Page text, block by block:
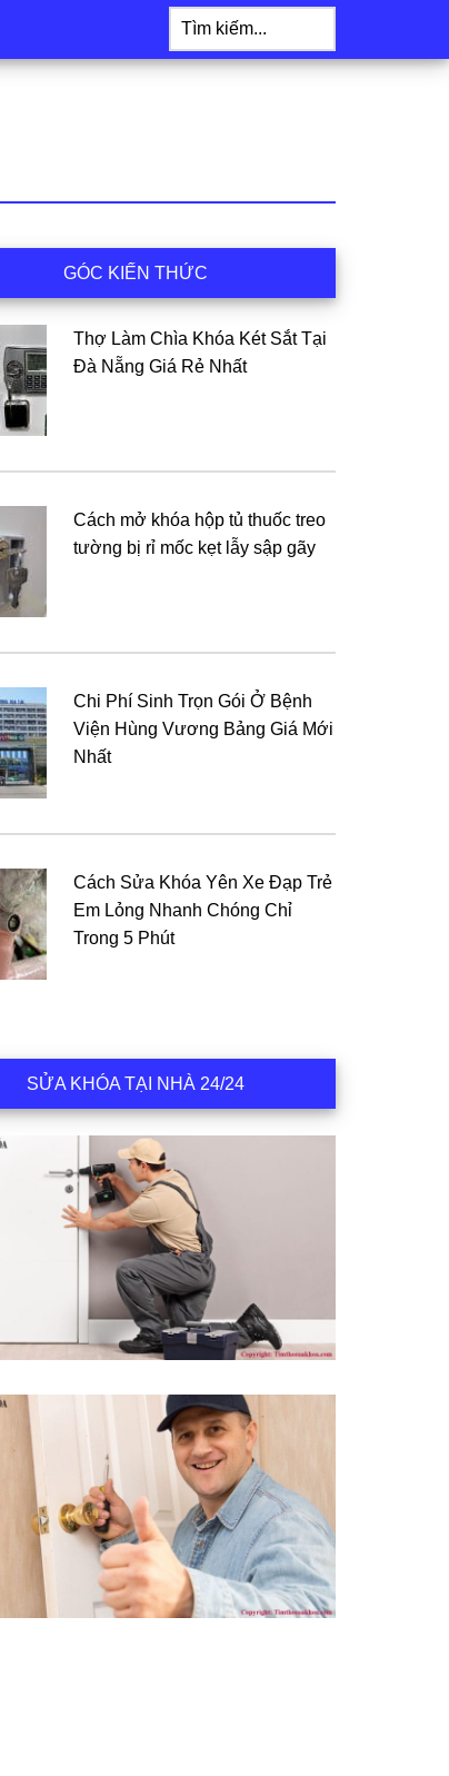
Tìm
kiếm...
GÓC KIẾN THỨC
Thợ Làm Chìa Khóa Két Sắt Tại
Đà Nẵng Giá Rẻ Nhất
Cách mở khóa hộp tủ thuốc treo
tường bị rỉ mốc kẹt lẫy sập gãy
Chi Phí Sinh Trọn Gói Ở Bệnh
Viện Hùng Vương Bảng Giá Mới
Nhất
Cách Sửa Khóa Yên Xe Đạp Trẻ
Em Lỏng Nhanh Chóng Chỉ
Trong 5 Phút
SỬA KHÓA TẠI NHÀ 24/24